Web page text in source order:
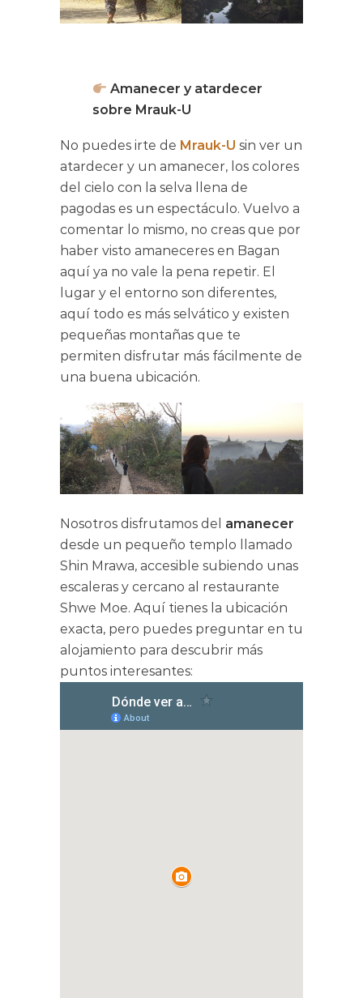
Amanecer y atardecer
sobre Mrauk-U
No puedes irte de Mrauk-U sin ver un
atardecer y un amanecer, los colores
del cielo con la selva llena de
pagodas es un espectáculo. Vuelvo a
comentar lo mismo, no creas que por
haber visto amaneceres en Bagan
aquí ya no vale la pena repetir. El
lugar y el entorno son diferentes,
aquí todo es más selvático y existen
pequeñas montañas que te
permiten disfrutar más fácilmente de
una buena ubicación.
Nosotros disfrutamos del amanecer
desde un pequeño templo llamado
Shin Mrawa, accesible subiendo unas
escaleras y cercano al restaurante
Shwe Moe. Aquí tienes la ubicación
exacta, pero puedes preguntar en tu
alojamiento para descubrir más
puntos interesantes: